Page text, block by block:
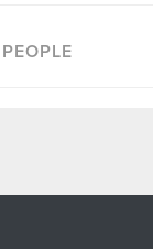
PEOPLE